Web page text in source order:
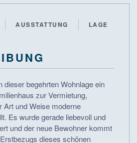
AUSSTATTUNG LAGE
dieser begehrten Wohnlage ein
zur Vermietung,
Art und Weise moderne
Es wurde gerade liebevoll und
und der neue Bewohner kommt
dieses schönen